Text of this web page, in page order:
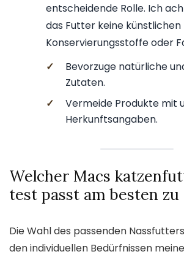
entscheidende Rolle. Ich
das Futter keine künstlichen
Konservierungsstoffe oder
✓
Bevorzuge natürliche
Zutaten.
✓
Vermeide Produkte mit
Herkunftsangaben.
Welcher Macs
test passt am besten zu
Die Wahl des passenden
den individuellen Bedürfnissen